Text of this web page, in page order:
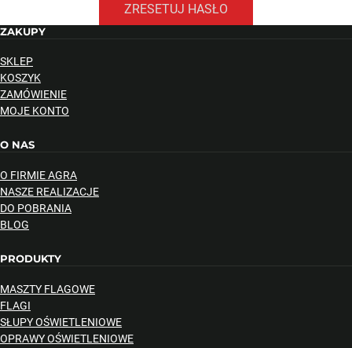
ZRESETUJ HASŁO
ZAKUPY
SKLEP
KOSZYK
ZAMÓWIENIE
MOJE KONTO
O NAS
O FIRMIE AGRA
NASZE REALIZACJE
DO POBRANIA
BLOG
PRODUKTY
MASZTY FLAGOWE
FLAGI
SŁUPY OŚWIETLENIOWE
OPRAWY OŚWIETLENIOWE